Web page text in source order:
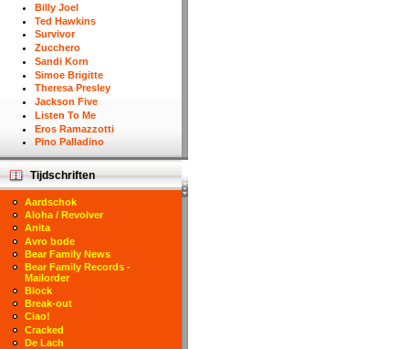
Billy Joel
Ted Hawkins
Survivor
Zucchero
Sandi Korn
Simoe Brigitte
Theresa Presley
Jackson Five
Listen To Me
Eros Ramazzotti
Pino Palladino
Tijdschriften
Aardschok
Aloha / Revolver
Anita
Avro bode
Bear Family News
Bear Family Records -
Mailorder
Block
Break-out
Ciao!
Cracked
De Lach